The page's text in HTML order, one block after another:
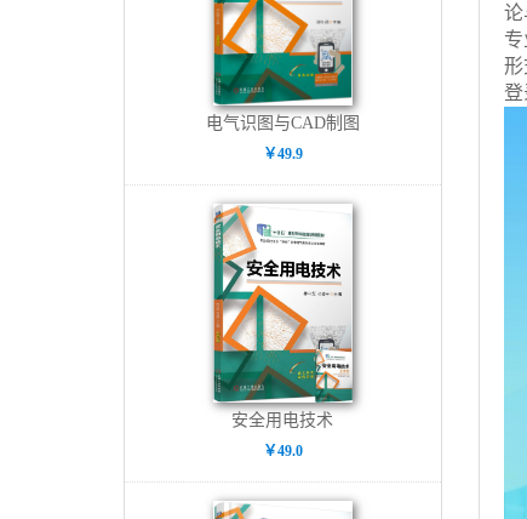
电气识图与CAD制图
￥49.9
安全用电技术
￥49.0
论
形
登